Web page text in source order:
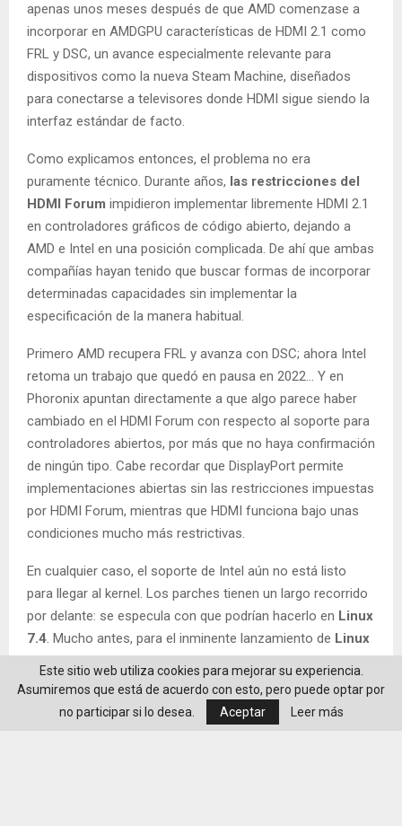
apenas unos meses después de que AMD comenzase a
incorporar en AMDGPU características de HDMI 2.1 como
FRL y DSC, un avance especialmente relevante para
dispositivos como la nueva Steam Machine, diseñados
para conectarse a televisores donde HDMI sigue siendo la
interfaz estándar de facto.
Como explicamos entonces, el problema no era
puramente técnico. Durante años, las restricciones del
HDMI Forum impidieron implementar libremente HDMI 2.1
en controladores gráficos de código abierto, dejando a
AMD e Intel en una posición complicada. De ahí que ambas
compañías hayan tenido que buscar formas de incorporar
determinadas capacidades sin implementar la
especificación de la manera habitual.
Primero AMD recupera FRL y avanza con DSC; ahora Intel
retoma un trabajo que quedó en pausa en 2022… Y en
Phoronix apuntan directamente a que algo parece haber
cambiado en el HDMI Forum con respecto al soporte para
controladores abiertos, por más que no haya confirmación
de ningún tipo. Cabe recordar que DisplayPort permite
implementaciones abiertas sin las restricciones impuestas
por HDMI Forum, mientras que HDMI funciona bajo unas
condiciones mucho más restrictivas.
En cualquier caso, el soporte de Intel aún no está listo
para llegar al kernel. Los parches tienen un largo recorrido
por delante: se especula con que podrían hacerlo en Linux
7.4. Mucho antes, para el inminente lanzamiento de Linux
7.2, se estrenará el soporte inicial de HDMI 2.1 FRL en
AMDGPU, aunque desactivado por defecto y todavía lejos
de finalizar la implementación. Pero incluso con eso, hará
falta un mayor esfuerzo para completar la compatibilidad
Este sitio web utiliza cookies para mejorar su experiencia.
Asumiremos que está de acuerdo con esto, pero puede optar por
no participar si lo desea.
Aceptar Leer más